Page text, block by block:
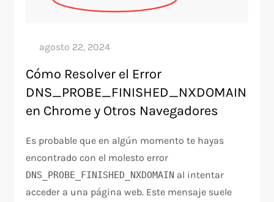
Cómo Resolver el Error
DNS_PROBE_FINISHED_NXDOMAIN
en Chrome y Otros Navegadores
Es probable que en algún momento te hayas
encontrado con el molesto error
DNS_PROBE_FINISHED_NXDOMAIN al intentar
acceder a una página web. Este mensaje suele